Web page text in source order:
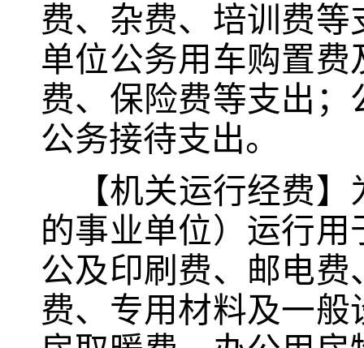
费、杂费、培训费
单位公务用车购置
费、保险费等支出
公务接待支出。
【机关运行经费
的事业单位）运行
公及印刷费、邮电
费、专用材料及一